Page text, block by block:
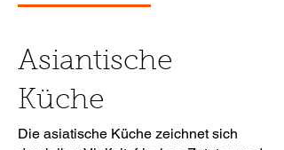
Asiantische
Küche
Die asiatische Küche zeichnet sich